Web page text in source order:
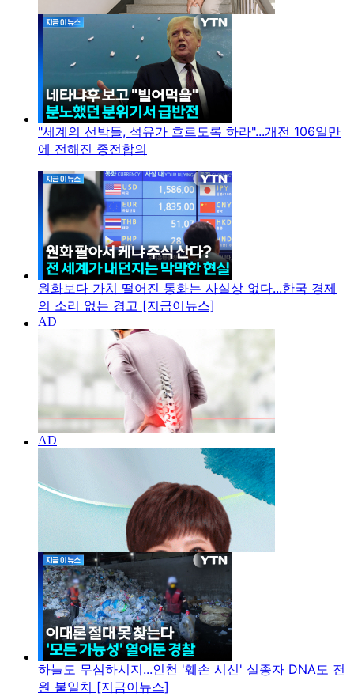
"세계의 선박들, 석유가 흐르도록 하라"...개전 106일만
에 전해진 종전합의
원화보다 가치 떨어진 통화는 사실상 없다...한국 경제
의 소리 없는 경고 [지금이뉴스]
하늘도 무심하시지...인천 '훼손 시신' 실종자 DNA도 전
원 불일치 [지금이뉴스]